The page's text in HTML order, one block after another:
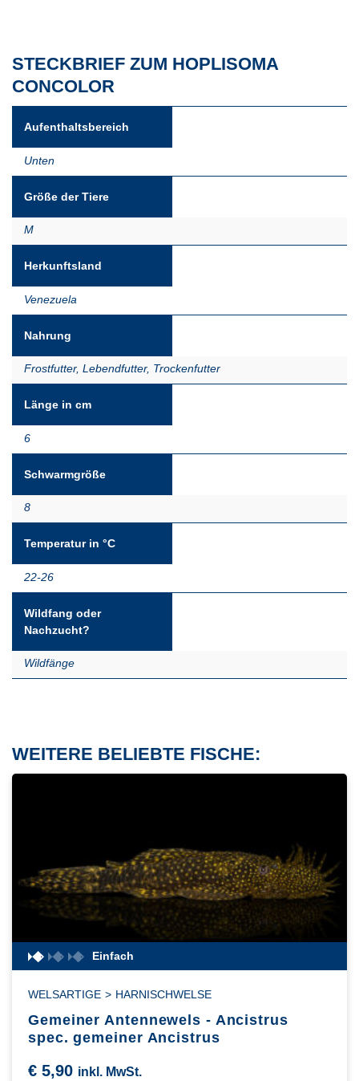
STECKBRIEF ZUM HOPLISOMA
CONCOLOR
Aufenthaltsbereich
Unten
Größe der Tiere
M
Herkunftsland
Venezuela
Nahrung
Frostfutter, Lebendfutter, Trockenfutter
Länge in cm
6
Schwarmgröße
8
Temperatur in °C
22-26
Wildfang oder
Nachzucht?
Wildfänge
WEITERE BELIEBTE FISCHE:
Einfach
WELSARTIGE > HARNISCHWELSE
Gemeiner Antennewels - Ancistrus
spec. gemeiner Ancistrus
€ 5,90 inkl. MwSt.